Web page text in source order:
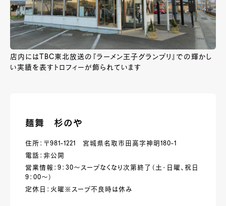
店内にはTBC東北放送の『ラーメン王子グランプリ』での輝かし
い実績を表すトロフィーが飾られています
麺舞 杉のや
住所：〒981-1221 宮城県名取市田高字神明180-1
電話：非公開
営業情報：9：30～スープなくなり次第終了（土・日曜、祝日
9：00～）
定休日：火曜※スープ不良時は休み